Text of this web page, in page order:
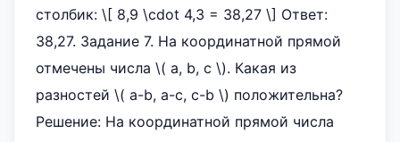
столбик: \[ 8,9 \cdot 4,3 = 38,27 \] Ответ:
38,27. Задание 7. На координатной прямой
отмечены числа \( a, b, c \). Какая из
разностей \( a-b, a-c, c-b \) положительна?
Решение: На координатной прямой числа